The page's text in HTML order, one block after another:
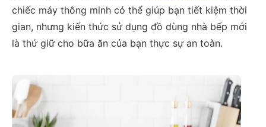
chiếc máy thông minh có thể giúp bạn tiết kiệm thời
gian, nhưng kiến thức sử dụng đồ dùng nhà bếp mới
là thứ giữ cho bữa ăn của bạn thực sự an toàn.